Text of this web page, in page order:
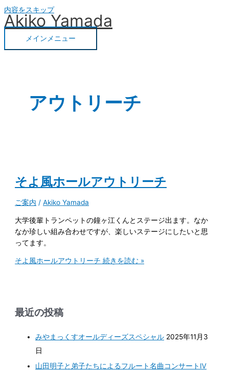
内容をスキップ
Akiko Yamada
メインメニュー
アウトリーチ
そよ風ホールアウトリーチ
ご案内 /Akiko Yamada
大学後輩トランペットの鐘ヶ江くんとステージ出ます。なか
なか珍しい組み合わせですが、楽しいステージにしたいと思
ってます。
そよ風ホールアウトリーチ 続きを読む »
最近の投稿
みやまっくすオールディーズスペシャル 2025年11月3
日
山田明子と弟子たちによるフルート名曲コンサートⅣ